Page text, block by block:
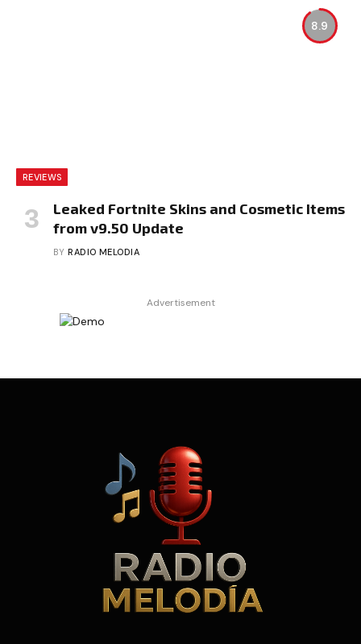
8.9
REVIEWS
Leaked Fortnite Skins and Cosmetic Items
from v9.50 Update
BY RADIO MELODIA
Advertisement